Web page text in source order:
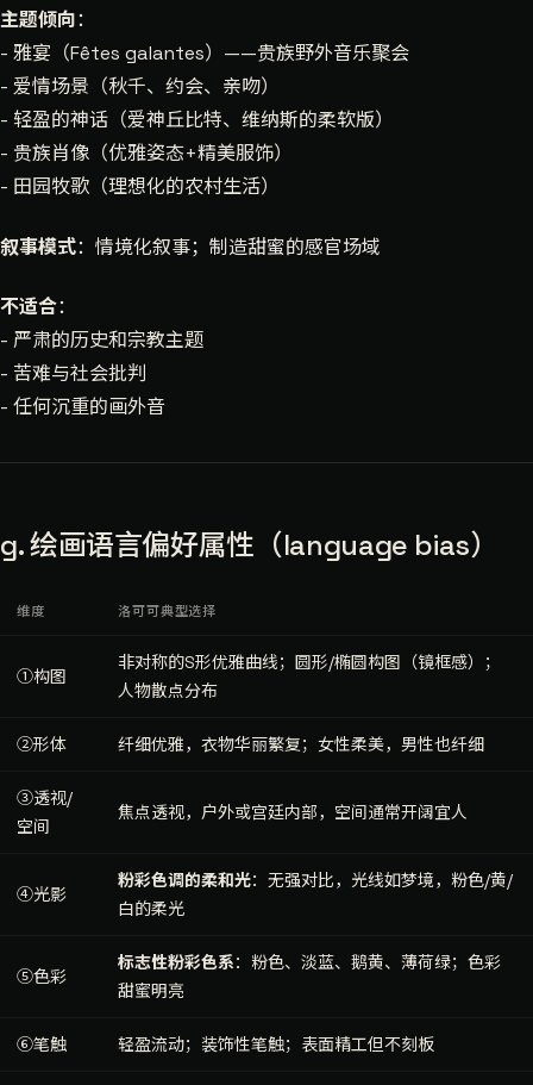
主题倾向：
- 雅宴（Fêtes galantes）——贵族野外音乐聚会
- 爱情场景（秋千、约会、亲吻）
- 轻盈的神话（爱神丘比特、维纳斯的柔软版）
- 贵族肖像（优雅姿态+精美服饰）
- 田园牧歌（理想化的农村生活）
叙事模式：情境化叙事；制造甜蜜的感官场域
不适合：
- 严肃的历史和宗教主题
- 苦难与社会批判
- 任何沉重的画外音
g. 绘画语言偏好属性（language bias）
维度 洛可可典型选择
①构图
非对称的S形优雅曲线；圆形/椭圆构图（镜框感）；
人物散点分布
②形体 纤细优雅，衣物华丽繁复；女性柔美，男性也纤细
③透视/
空间
焦点透视，户外或宫廷内部，空间通常开阔宜人
④光影
粉彩色调的柔和光：无强对比，光线如梦境，粉色/黄/
白的柔光
⑤色彩
标志性粉彩色系：粉色、淡蓝、鹅黄、薄荷绿；色彩
甜蜜明亮
⑥笔触 轻盈流动；装饰性笔触；表面精工但不刻板